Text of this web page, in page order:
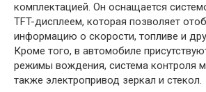
комплектацией. Он оснащается
TFT-дисплеем, которая позволяет
информацию о скорости, топливе и
Кроме того, в автомобиле
режимы вождения, система контроля
также электропривод зеркал и стекол.